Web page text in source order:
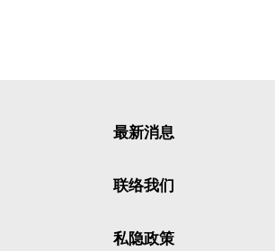
最新消息
联络我们
私隐政策